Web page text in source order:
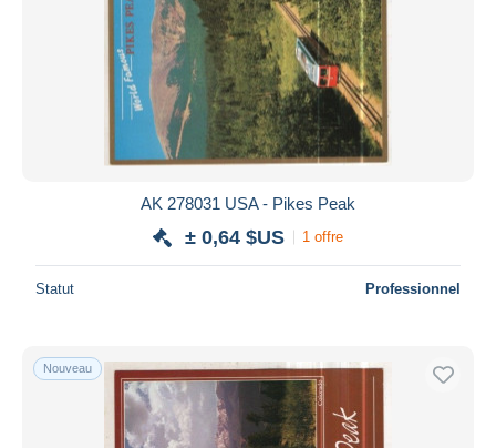
AK 278031 USA - Pikes Peak
± 0,64 $US 1 offre
Statut Professionnel
Nouveau